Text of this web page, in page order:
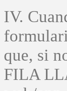
IV.
que, si
FILA